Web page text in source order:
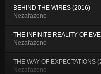
BEHIND THE WIRES (2016)
Nezařazeno
THE INFINITE REALITY OF
Nezařazeno
THE WAY OF EXPECTATIONS
Nezařazeno